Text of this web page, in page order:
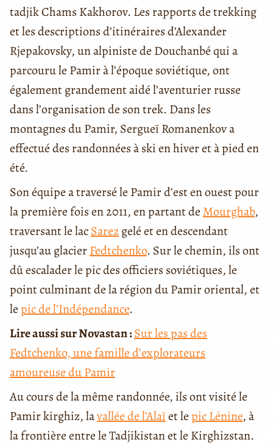
tadjik Chams Kakhorov. Les rapports de trekking
et les descriptions d’itinéraires d’Alexander
Rjepakovsky, un alpiniste de Douchanbé qui a
parcouru le Pamir à l’époque soviétique, ont
également grandement aidé l’aventurier russe
dans l’organisation de son trek. Dans les
montagnes du Pamir, Sergueï Romanenkov a
effectué des randonnées à ski en hiver et à pied en
été.
Son équipe a traversé le Pamir d’est en ouest pour
la première fois en 2011, en partant de Mourghab,
traversant le lacSarezgelé et en descendant
jusqu’au glacierFedtchenko. Sur le chemin, ils ont
dû escalader le pic des officiers soviétiques, le
point culminant de la région du Pamir oriental, et
lepic de l’Indépendance.
Lire aussi sur Novastan :Sur les pas des
Fedtchenko, une famille d’explorateurs
amoureuse du Pamir
Au cours de la même randonnée, ils ont visité le
Pamir kirghiz, lavallée de l’Alaïet lepic Lénine, à
la frontière entre le Tadjikistan et le Kirghizstan.